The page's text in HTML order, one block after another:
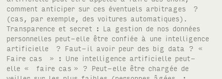
comment anticiper sur ces éventuels arbitrages ?
(cas, par exemple, des voitures automatiques).
Transparence et secret : La gestion de nos données
personnelles peut-elle être confiée à une intelligence
artificielle ? Faut-il avoir peur des big data ? «
Faire cas » : Une intelligence artificielle peut-
elle « faire cas » ? Peut-elle être chargée de